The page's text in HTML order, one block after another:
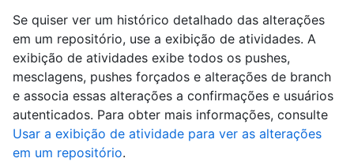
Se quiser ver um histórico detalhado das alterações
em um repositório, use a exibição de atividades. A
exibição de atividades exibe todos os pushes,
mesclagens, pushes forçados e alterações de branch
e associa essas alterações a confirmações e usuários
autenticados. Para obter mais informações, consulte
Usar a exibição de atividade para ver as alterações
em um repositório.